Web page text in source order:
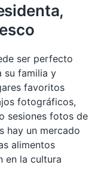
ser perfecto
su familia y
favoritos
fotográficos,
sesiones fotos de
hay un mercado
alimentos
en la cultura